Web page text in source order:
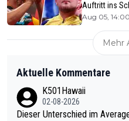
Auftritt ins
Aug 05, 14:00
Mehr
Aktuelle Kommentare
K501Hawaii
02-08-2026
Dieser Unterschied im Average ist echt